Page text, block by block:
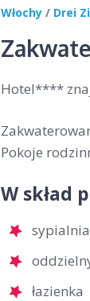
Włochy / Drei
Hotel****
Pokoje
W skład
sypialnia
łazienka